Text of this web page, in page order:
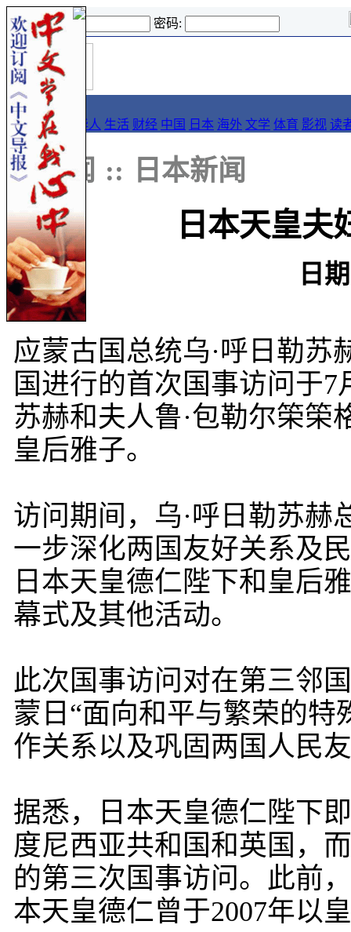
登录名: 密码:
首
页
导报
要闻 论坛 华人 生活 财经 中国 日本 海外 文学 体育 影视 读
:: 新闻 :: 日本新闻
日本天皇夫
日
应蒙古国总统乌·呼日勒
国进行的首次国事访问于7
苏赫和夫人鲁·包勒尔筞
皇后雅子。
访问期间，乌·呼日勒苏赫
一步深化两国友好关系及
日本天皇德仁陛下和皇后
幕式及其他活动。
此次国事访问对在第三邻
蒙日“面向和平与繁荣的特
作关系以及巩固两国人民
据悉，日本天皇德仁陛下
度尼西亚共和国和英国，
的第三次国事访问。此前
本天皇德仁曾于2007年以